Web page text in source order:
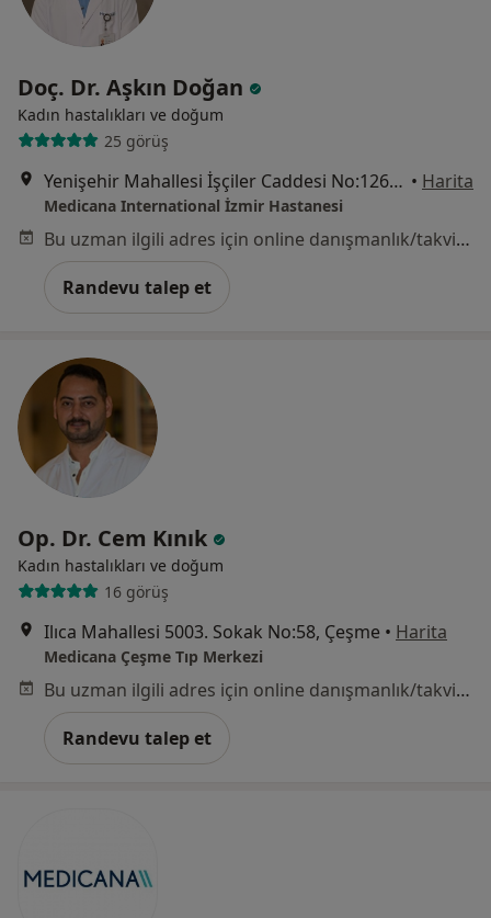
Doç. Dr. Aşkın Doğan
Kadın hastalıkları ve doğum
25 görüş
Yenişehir Mahallesi İşçiler Caddesi No:126, Konak • Harita
Medicana International İzmir Hastanesi
Bu uzman ilgili adres için online danışmanlık/takvim sunmuyor.
Randevu talep et
Op. Dr. Cem Kınık
Kadın hastalıkları ve doğum
16 görüş
Ilıca Mahallesi 5003. Sokak No:58, Çeşme • Harita
Medicana Çeşme Tıp Merkezi
Bu uzman ilgili adres için online danışmanlık/takvim sunmuyor.
Randevu talep et